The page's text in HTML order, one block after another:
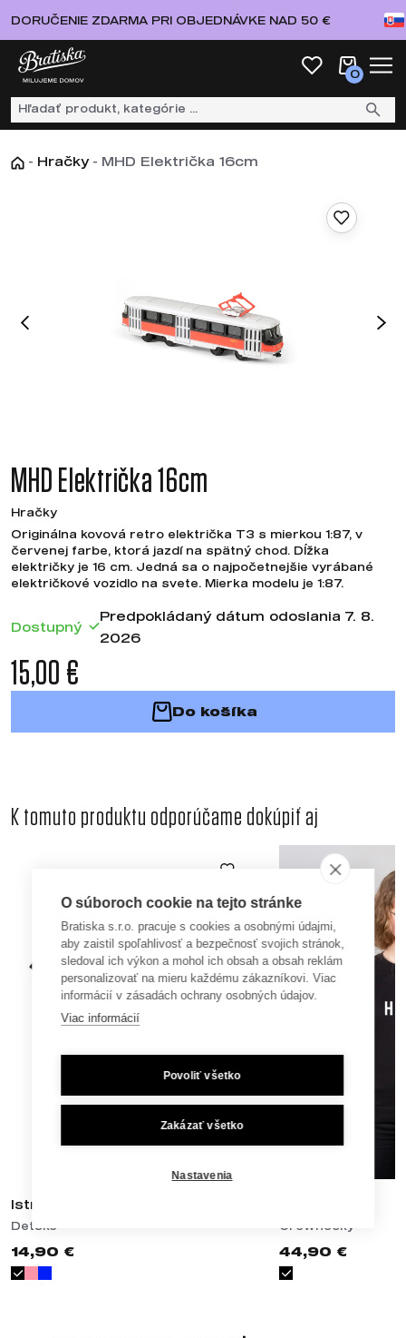
DORUČENIE ZDARMA PRI OBJEDNÁVKE NAD 50 €
0
- Hračky - MHD Električka 16cm
MHD Električka 16cm
Hračky
Originálna kovová retro električka T3 s mierkou 1:87, v
červenej farbe, ktorá jazdí na spätný chod. Dĺžka
električky je 16 cm. Jedná sa o najpočetnejšie vyrábané
električkové vozidlo na svete. Mierka modelu je 1:87.
Dostupný
Predpokládaný dátum odoslania 7. 8.
2026
15,00 €
Do košíka
K tomuto produktu odporúčame dokúpiť aj
Istropolis Kids
Detské
14,90 €
Crewnecky
44,90 €
O súboroch cookie na tejto stránke
Bratiska s.r.o. pracuje s cookies a osobnými údajmi,
aby zaistil spoľahlivosť a bezpečnosť svojich stránok,
sledoval ich výkon a mohol ich obsah a obsah reklám
personalizovať na mieru každému zákazníkovi. Viac
informácií v zásadách ochrany osobných údajov.
Viac informácií
Povoliť všetko
Zakázať všetko
Nastavenia